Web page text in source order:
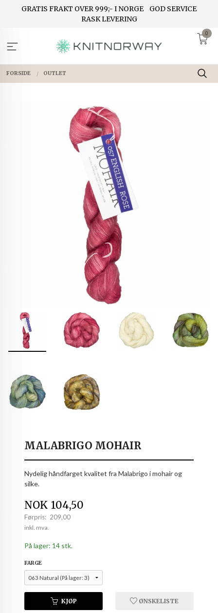
GRATIS FRAKT OVER 999;- I NORGE
GOD SERVICE
RASK LEVERING
0
FORSIDE OUTLET
MALABRIGO MOHAIR
Nydelig håndfarget kvalitet fra Malabrigo i mohair og
silke.
Tilbud
NOK 104,50
Førpris: 209,00
Rabatt
inkl. mva.
På lager: 14 stk.
FARGE
KJØP ØNSKELISTE